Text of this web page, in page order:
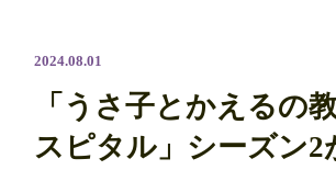
「うさ子とかえるの
スピタル」シーズン2
2024.08.01